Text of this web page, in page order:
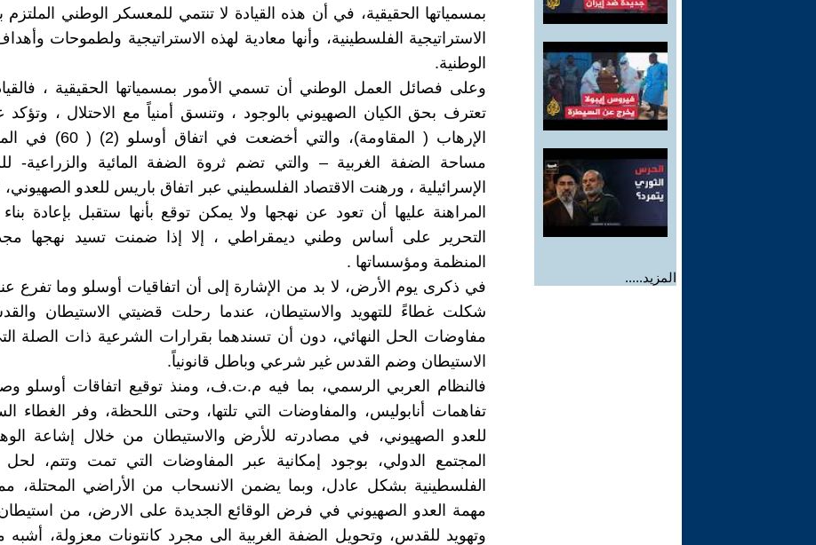
المزيد.....
بمسمياتها الحقيقية، في أن هذه القيادة لا تنتمي للمعسكر الوطني الملتزم
الاستراتيجية الفلسطينية، وأنها معادية لهذه الاستراتيجية ولطموحات
الوطنية.
وعلى فصائل العمل الوطني أن تسمي الأمور بمسمياتها الحقيقية ،
تعترف بحق الكيان الصهيوني بالوجود ، وتنسق أمنياً مع الاحتلال ، وتؤكد
الإرهاب ( المقاومة)، والتي أخضعت في
مساحة الضفة الغربية – والتي تضم ثروة الضفة المائية والزراعية-
الإسرائيلية ، ورهنت الاقتصاد الفلسطيني عبر اتفاق باريس للعدو الصهيوني،
المراهنة عليها أن تعود عن نهجها ولا يمكن توقع بأنها ستقبل بإعادة
التحرير على أساس وطني ديمقراطي ، إلا إذا ضمنت تسيد نهجها
المنظمة ومؤسساتها .
في ذكرى يوم الأرض، لا بد من الإشارة إلى أن اتفاقيات أوسلو وما تفرع
شكلت غطاءً للتهويد والاستيطان، عندما رحلت قضيتي الاستيطان
مفاوضات الحل النهائي، دون أن تسندهما بقرارات الشرعية ذات الصلة
الاستيطان وضم القدس غير شرعي وباطل قانونياً.
فالنظام العربي الرسمي، بما فيه م.ت.ف، ومنذ توقيع اتفاقات أوسلو
تفاهمات أنابوليس، والمفاوضات التي تلتها، وحتى اللحظة، وفر الغطاء
للعدو الصهيوني، في مصادرته للأرض والاستيطان من خلال إشاعة
المجتمع الدولي، بوجود إمكانية عبر المفاوضات التي تمت وتتم، لحل
الفلسطينية بشكل عادل، وبما يضمن الانسحاب من الأراضي المحتلة،
مهمة العدو الصهيوني في فرض الوقائع الجديدة على الارض، من
وتهويد للقدس، وتحويل الضفة الغربية الى مجرد كانتونات معزولة، أشبه